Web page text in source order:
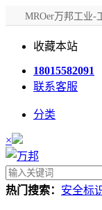
MROer万邦工业-
收藏本站
18015582091
联系客服
分类
×
热门搜索： 安全标